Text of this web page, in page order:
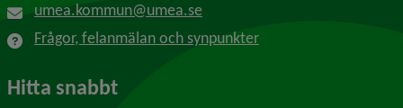
umea.kommun@umea.se
Frågor, felanmälan och synpunkter
Hitta snabbt